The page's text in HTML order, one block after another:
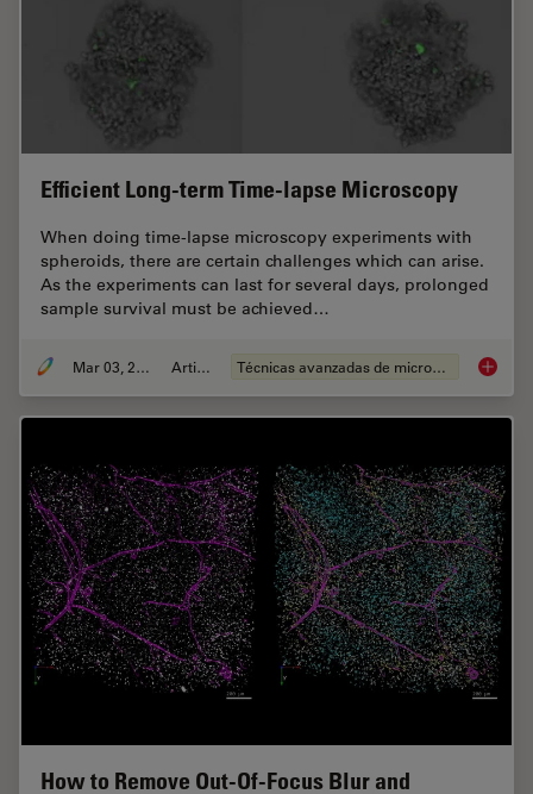
Efficient Long-term Time-lapse Microscopy
When doing time-lapse microscopy experiments with
spheroids, there are certain challenges which can arise.
As the experiments can last for several days, prolonged
sample survival must be achieved…
Mar 03, 2022 Article Técnicas avanzadas de microscopía
How to Remove Out-Of-Focus Blur and